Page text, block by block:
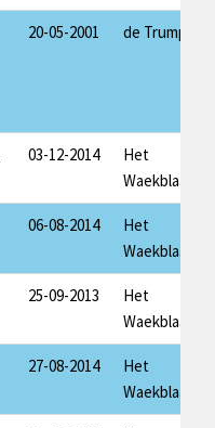
20-05-2001 de Trump
03-12-2014
Het
Waekblaad
06-08-2014
Het
Waekblaad
25-09-2013
Het
Waekblaad
27-08-2014
Het
Waekblaad